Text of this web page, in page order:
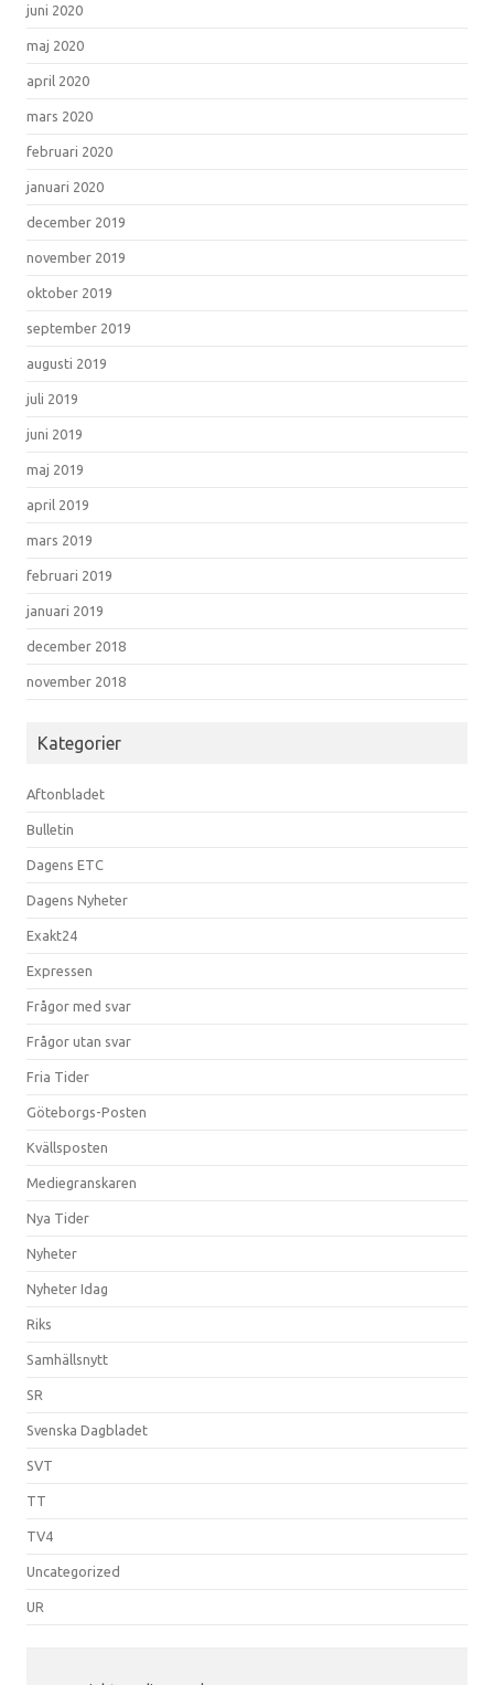
juni 2020
maj 2020
april 2020
mars 2020
februari 2020
januari 2020
december 2019
november 2019
oktober 2019
september 2019
augusti 2019
juli 2019
juni 2019
maj 2019
april 2019
mars 2019
februari 2019
januari 2019
december 2018
november 2018
Kategorier
Aftonbladet
Bulletin
Dagens ETC
Dagens Nyheter
Exakt24
Expressen
Frågor med svar
Frågor utan svar
Fria Tider
Göteborgs-Posten
Kvällsposten
Mediegranskaren
Nya Tider
Nyheter
Nyheter Idag
Riks
Samhällsnytt
SR
Svenska Dagbladet
SVT
TT
TV4
Uncategorized
UR